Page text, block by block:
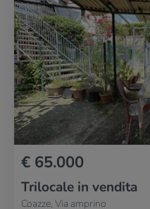
€ 65.000
Trilocale in vendita
Coazze, Via amprino